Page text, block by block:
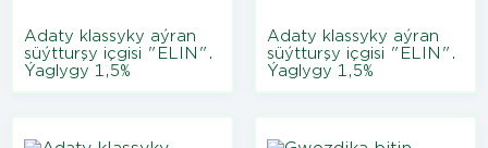
Adaty klassyky aýran
süýtturşy içgisi "ELIN".
Ýaglygy 1,5%
Adaty klassyky aýran
süýtturşy içgisi "ELIN".
Ýaglygy 1,5%